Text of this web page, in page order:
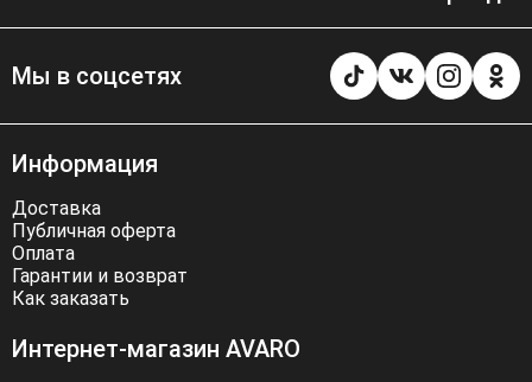
Мы в соцсетях
Информация
Доставка
Публичная оферта
Оплата
Гарантии и возврат
Как заказать
Интернет-магазин AVARO